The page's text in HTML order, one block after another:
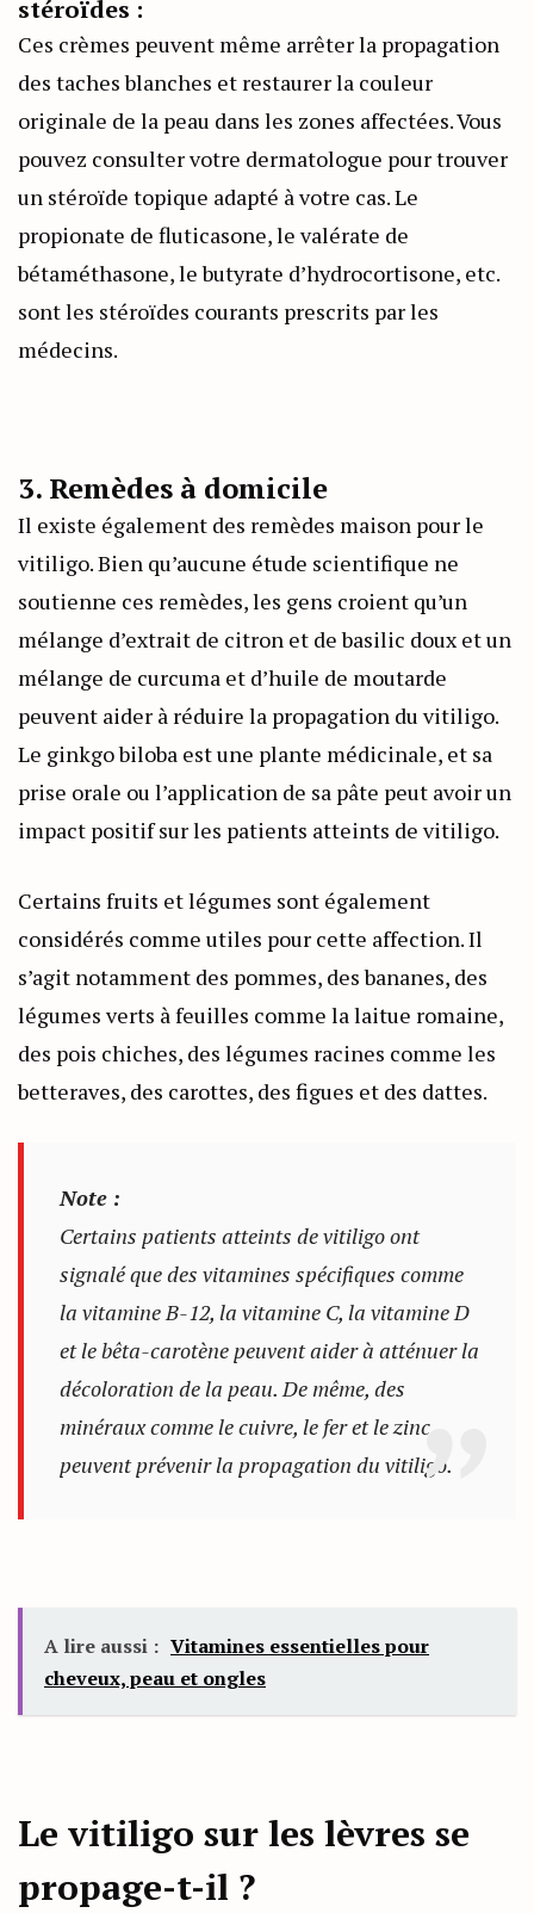
stéroïdes :
Ces crèmes peuvent même arrêter la propagation
des taches blanches et restaurer la couleur
originale de la peau dans les zones affectées. Vous
pouvez consulter votre dermatologue pour trouver
un stéroïde topique adapté à votre cas. Le
propionate de fluticasone, le valérate de
bétaméthasone, le butyrate d’hydrocortisone, etc.
sont les stéroïdes courants prescrits par les
médecins.
3. Remèdes à domicile
Il existe également des remèdes maison pour le
vitiligo. Bien qu’aucune étude scientifique ne
soutienne ces remèdes, les gens croient qu’un
mélange d’extrait de citron et de basilic doux et un
mélange de curcuma et d’huile de moutarde
peuvent aider à réduire la propagation du vitiligo.
Le ginkgo biloba est une plante médicinale, et sa
prise orale ou l’application de sa pâte peut avoir un
impact positif sur les patients atteints de vitiligo.
Certains fruits et légumes sont également
considérés comme utiles pour cette affection. Il
s’agit notamment des pommes, des bananes, des
légumes verts à feuilles comme la laitue romaine,
des pois chiches, des légumes racines comme les
betteraves, des carottes, des figues et des dattes.
Note :
Certains patients atteints de vitiligo ont
signalé que des vitamines spécifiques comme
la vitamine B-12, la vitamine C, la vitamine D
et le bêta-carotène peuvent aider à atténuer la
décoloration de la peau. De même, des
minéraux comme le cuivre, le fer et le zinc
peuvent prévenir la propagation du vitiligo.
A lire aussi : Vitamines essentielles pour
cheveux, peau et ongles
Le vitiligo sur les lèvres se
propage-t-il ?